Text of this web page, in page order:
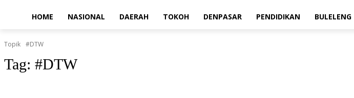
HOME NASIONAL DAERAH TOKOH DENPASAR PENDIDIKAN BULELENG
Topik #DTW
Tag: #DTW